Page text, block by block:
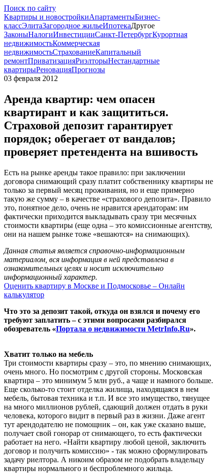
Поиск по сайту
Квартиры и новостройкиАпартаментыБизнес-
классЭлитаЗагородное жильеИпотекаДругое
ЗаконыНалогиИнвестицииСанкт-ПетербургКурортная
недвижимостьКоммерческая
недвижимостьСтрахованиеКапитальный
ремонтПриватизацияРиэлторыНестандартные
квартирыРеновацияПрогнозы
03 февраля 2012
Аренда квартир: чем опасен
квартирант и как защититься.
Страховой депозит гарантирует
порядок; оберегает от вандалов;
проверяет претендента на вшивость
Есть на рынке аренды такое правило: при заключении
договора снимающий сразу платит собственнику квартиры не
только за первый месяц проживания, но и еще примерно
такую же сумму – в качестве «страхового депозита». Правило
это, понятное дело, очень не нравится арендаторам: им
фактически приходится выкладывать сразу три месячных
стоимости квартиры (еще одна – это комиссионные агентству,
они на нашем рынке тоже «вешаются» на снимающих).
Данная статья является справочно-информационным
материалом, вся информация в ней представлена в
ознакомительных целях и носит исключительно
информационный характер.
Оценить квартиру в Москве и Подмосковье – Онлайн
калькулятор
Что это за депозит такой, откуда он взялся и почему его
требуют заплатить – с этими вопросами разбирался
обозреватель «Портала о недвижимости MetrInfo.Ru».
Хватит только на мебель
Три стоимости квартиры сразу – это, по мнению снимающих,
очень много. Но посмотрим с другой стороны. Московская
квартира – это минимум 5 млн руб., а чаще и намного больше.
Еще сколько-то стоит отделка жилища, находящаяся в нем
мебель, бытовая техника и т.п. И все это имущество, тянущее
на много миллионов рублей, сдающий должен отдать в руки
человека, которого видит в первый раз в жизни. Даже агент
тут арендодателю не помощник – он, как уже сказано выше,
получает свой гонорар от снимающего, то есть фактически
работает на него. «Найти квартиру любой ценой, заключить
договор и получить комиссию» - так можно сформулировать
задачу риелтора. А никоим образом не подобрать владельцу
квартиры нормального и беспроблемного жильца.